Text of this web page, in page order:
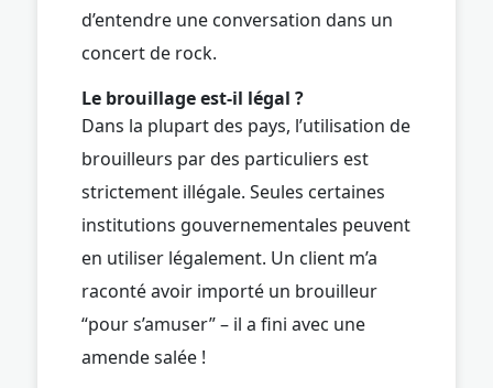
d’entendre une conversation dans un
concert de rock.
Le brouillage est-il légal ?
Dans la plupart des pays, l’utilisation de
brouilleurs par des particuliers est
strictement illégale. Seules certaines
institutions gouvernementales peuvent
en utiliser légalement. Un client m’a
raconté avoir importé un brouilleur
“pour s’amuser” – il a fini avec une
amende salée !